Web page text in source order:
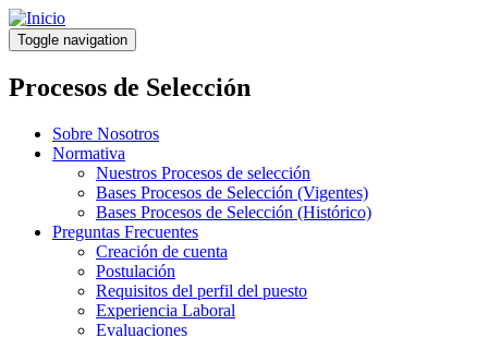
Pasar
al
contenido
principal
Toggle navigation
Procesos de Selección
Sobre Nosotros
Normativa
Nuestros Procesos de selección
Bases Procesos de Selección (Vigentes)
Bases Procesos de Selección (Histórico)
Preguntas Frecuentes
Creación de cuenta
Postulación
Requisitos del perfil del puesto
Experiencia Laboral
Evaluaciones